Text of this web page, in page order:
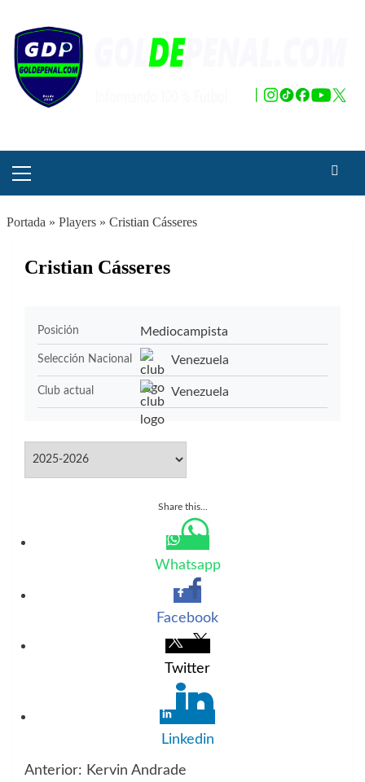
contenido
principal
Portada » Players» Cristian Cásseres
Cristian Cásseres
Posición Mediocampista
Selección Nacional Venezuela
Club actual Venezuela
Share this...
Whatsapp
Facebook
Twitter
Linkedin
Navegación
Anterior: Kervin Andrade